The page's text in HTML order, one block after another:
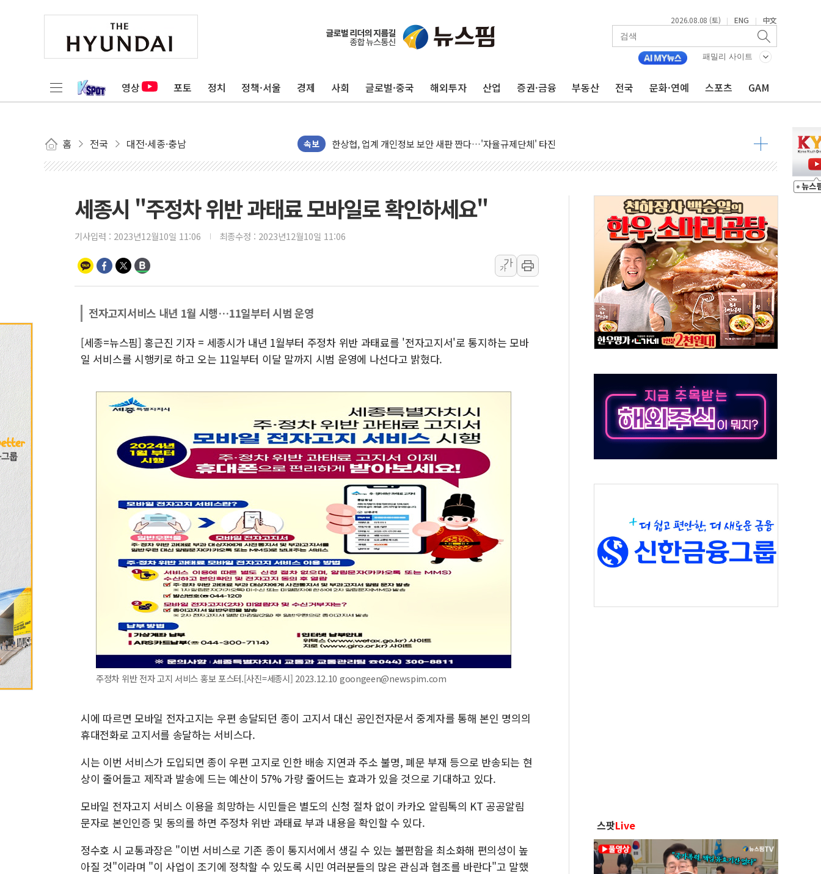
2026.08.08 (토) | ENG | 中文
패밀리 사이트
영상 포토 정치 정책·서울 경제 사회 글로벌·중국 해외투자 산업 증권·금융 부동산 전국 문화·연예 스포츠 GAM
홈 전국 대전·세종·충남 속보
10월 보완수사권 폐지·공소청 출범…피해자들 '범죄 사각지대' 우려
한상협, 업계 개인정보 보안 새판 짠다…'자율규제단체' 타진
뉴욕증시, 고용 쇼크에 금리 인상 우려 후퇴…S&P500 최고치
트럼프, 쿡 연준 이사 해임 재추진…"26일까지 의혹 소명" 요구
미 연준 매파 기세 꺾이나…고용 감소에 9월 동결 전망 우세
[종합] 이슬람 수니파 3국, '공동방위협정' 체결… 이스라엘·이란 위협에 맞설 자체 억지력 강화
美 항소법원, 백악관 무도회장 공사 중단 명령…트럼프 제동
이란 핵심 원유 수출항 '하르그섬', 최근 1주일 이상 '올스톱'… 美 해상봉쇄 영향
뉴욕증시 프리뷰, 美 고용 쇼크에 금리 인상 우려 후퇴…나스닥 선물 1%대 상승
[종합] 美 7월 고용 2만3000명 감소 '쇼크'…9월 금리 인상 기대 후퇴
뉴욕증시 개장 전 특징주...아틀라시안·클라우드플레어·태양광주↑ VS 트레이드데스크·웬디스↓
보훈부, 미 DPAA와 MOU… "6·25 미군 실종자 7359명 끝까지 찾겠다"
트럼프 "금리 내려야"…파월 때와 달리 워시엔 톤 낮춰
특정 정치인 측근 포항시 정책특보 내정설...포항시 '시끌'
세종시 "주정차 위반 과태료 모바일로 확인하세요"
기사입력 : 2023년12월10일 11:06 최종수정 : 2023년12월10일 11:06
가
가
전자고지서비스 내년 1월 시행…11일부터 시범 운영
[세종=뉴스핌] 홍근진 기자 = 세종시가 내년 1월부터 주정차 위반 과태료를 '전자고지서'로 통지하는 모바
일 서비스를 시행키로 하고 오는 11일부터 이달 말까지 시범 운영에 나선다고 밝혔다.
주정차 위반 전자 고지 서비스 홍보 포스터.[사진=세종시] 2023.12.10 goongeen@newspim.com
시에 따르면 모바일 전자고지는 우편 송달되던 종이 고지서 대신 공인전자문서 중계자를 통해 본인 명의의
휴대전화로 고지서를 송달하는 서비스다.
시는 이번 서비스가 도입되면 종이 우편 고지로 인한 배송 지연과 주소 불명, 폐문 부재 등으로 반송되는 현
상이 줄어들고 제작과 발송에 드는 예산이 57% 가량 줄어드는 효과가 있을 것으로 기대하고 있다.
모바일 전자고지 서비스 이용을 희망하는 시민들은 별도의 신청 절차 없이 카카오 알림톡의 KT 공공알림
문자로 본인인증 및 동의를 하면 주정차 위반 과태료 부과 내용을 확인할 수 있다.
정수호 시 교통과장은 "이번 서비스로 기존 종이 통지서에서 생길 수 있는 불편함을 최소화해 편의성이 높
아질 것"이라며 "이 사업이 조기에 정착할 수 있도록 시민 여러분들의 많은 관심과 협조를 바란다"고 말했
스팟Live